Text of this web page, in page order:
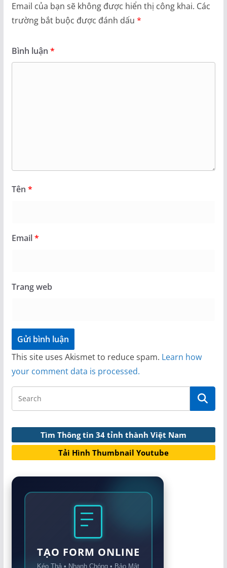
Email của bạn sẽ không được hiển thị công khai. Các
trường bắt buộc được đánh dấu *
Bình luận *
Tên *
Email*
Trang web
This site uses Akismet to reduce spam. Learn how
your comment data is processed.
Tìm Thông tin 34 tỉnh thành Việt Nam
Tải Hình Thumbnail Youtube
TẠO FORM ONLINE
Kéo Thả • Nhanh Chóng • Bảo Mật